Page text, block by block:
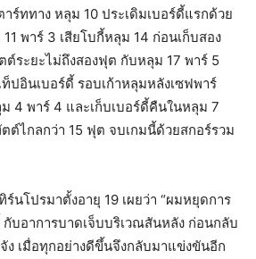
ร์ททาง หลุม 10 ประเดิมเบอร์ดี้แรกด้วย
พาร์ 3 เสียโบกี้หลุม 14 ก่อนเก็บสอง
ระยะไม่ถึงสองฟุต กับหลุม 17 พาร์ 5
ปอินเบอร์ดี้ รอบเก้าหลุมหลังเซฟพาร์
4 พาร์ 4 และเก็บเบอร์ดี้คืนในหลุม 7
ต์ไกลกว่า 15 ฟุต จบเกมนี้ด้วยสกอร์รวม
นโปรมาตั้งอายุ 19 เผยว่า “ผมหยุดการ
บอาการบาดเจ็บบริเวณสันหลัง ก่อนกลับ
ง เมื่อทุกอย่างดีขึ้นจึงกลับมาแข่งขันอีก